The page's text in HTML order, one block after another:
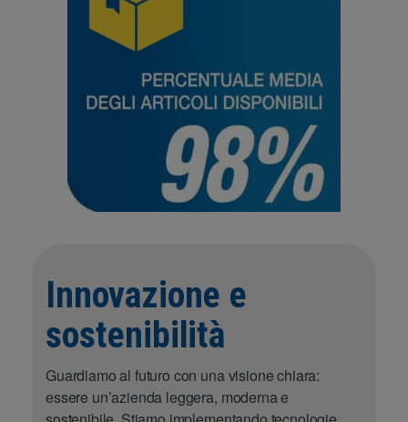
Innovazione e
sostenibilità
Guardiamo al futuro con una visione chiara:
essere un’azienda leggera, moderna e